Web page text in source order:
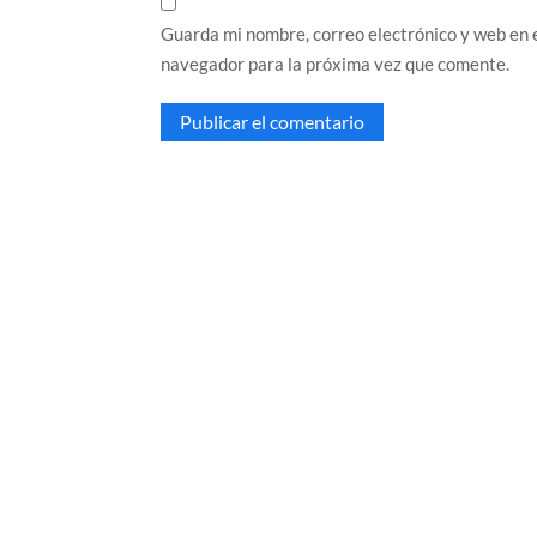
Guarda mi nombre, correo electrónico y web en
navegador para la próxima vez que comente.